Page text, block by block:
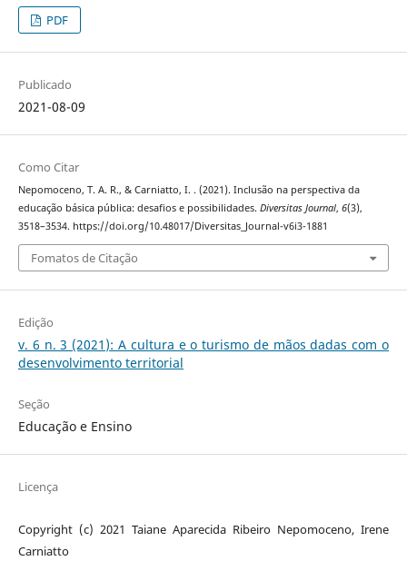
PDF
Publicado
2021-08-09
Como Citar
Nepomoceno, T. A. R., & Carniatto, I. . (2021). Inclusão na perspectiva da
educação básica pública: desafios e possibilidades. Diversitas Journal, 6(3),
3518–3534. https://doi.org/10.48017/Diversitas_Journal-v6i3-1881
Fomatos de Citação
Edição
v. 6 n. 3 (2021): A cultura e o turismo de mãos dadas com o
desenvolvimento territorial
Seção
Educação e Ensino
Licença
Copyright (c) 2021 Taiane Aparecida Ribeiro Nepomoceno, Irene
Carniatto